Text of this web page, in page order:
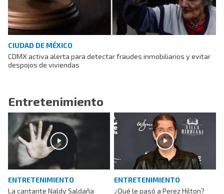
CIUDAD DE MÉXICO
CDMX activa alerta para detectar fraudes inmobiliarios y evitar
despojos de viviendas
Entretenimiento
ENTRETENIMIENTO
La cantante Naldy Saldaña
ENTRETENIMIENTO
¿Qué le pasó a Perez Hilton?